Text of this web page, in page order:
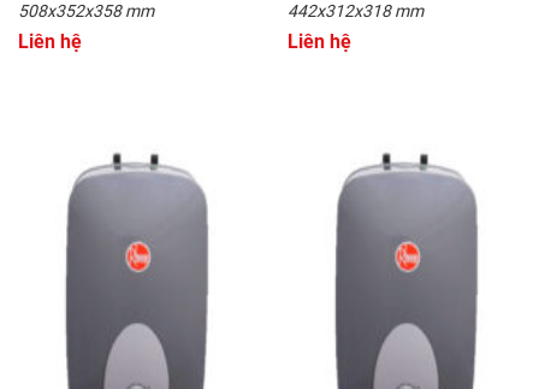
508x352x358 mm
Liên hệ
442x312x318 mm
Liên hệ